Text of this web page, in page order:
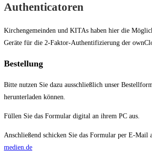
Authenticatoren
Kirchengemeinden und KITAs haben hier die
Geräte für die 2-Faktor-Authentifizierung der
Bestellung
Bitte nutzen Sie dazu ausschließlich unser
herunterladen können.
Füllen Sie das Formular digital an ihrem PC aus.
Anschließend schicken Sie das Formular per E-Mail
medien.de